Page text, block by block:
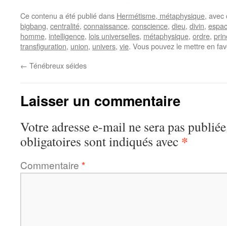
Ce contenu a été publié dans Hermétisme, métaphysique,
bigbang, centralité, connaissance, conscience, dieu, divin,
homme, intelligence, lois universelles, métaphysique, ordre,
transfiguration, union, univers, vie. Vous pouvez le mettre en
← Ténébreux séides
Laisser un commentaire
Votre adresse e-mail ne sera pas
obligatoires sont indiqués avec *
Commentaire *